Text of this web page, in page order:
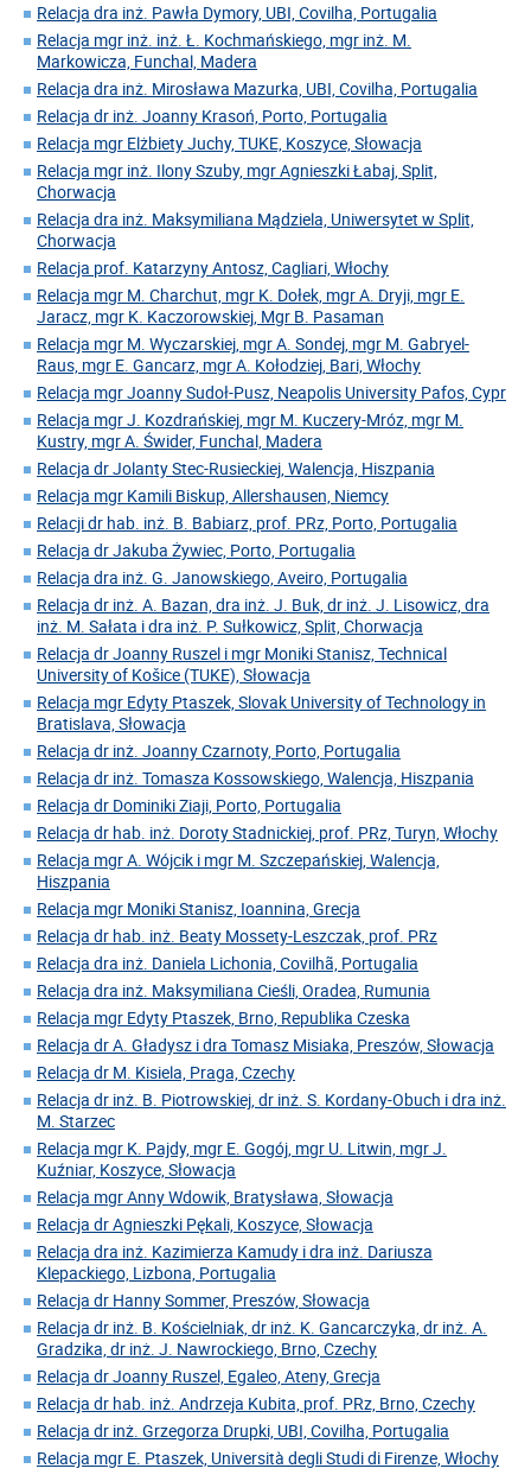
Relacja dra inż. Pawła Dymory, UBI, Covilha, Portugalia
Relacja mgr inż. inż. Ł. Kochmańskiego, mgr inż. M.
Markowicza, Funchal, Madera
Relacja dra inż. Mirosława Mazurka, UBI, Covilha, Portugalia
Relacja dr inż. Joanny Krasoń, Porto, Portugalia
Relacja mgr Elżbiety Juchy, TUKE, Koszyce, Słowacja
Relacja mgr inż. Ilony Szuby, mgr Agnieszki Łabaj, Split,
Chorwacja
Relacja dra inż. Maksymiliana Mądziela, Uniwersytet w Split,
Chorwacja
Relacja prof. Katarzyny Antosz, Cagliari, Włochy
Relacja mgr M. Charchut, mgr K. Dołek, mgr A. Dryji, mgr E.
Jaracz, mgr K. Kaczorowskiej, Mgr B. Pasaman
Relacja mgr M. Wyczarskiej, mgr A. Sondej, mgr M. Gabryel-
Raus, mgr E. Gancarz, mgr A. Kołodziej, Bari, Włochy
Relacja mgr Joanny Sudoł-Pusz, Neapolis University Pafos, Cypr
Relacja mgr J. Kozdrańskiej, mgr M. Kuczery-Mróz, mgr M.
Kustry, mgr A. Świder, Funchal, Madera
Relacja dr Jolanty Stec-Rusieckiej, Walencja, Hiszpania
Relacja mgr Kamili Biskup, Allershausen, Niemcy
Relacji dr hab. inż. B. Babiarz, prof. PRz, Porto, Portugalia
Relacja dr Jakuba Żywiec, Porto, Portugalia
Relacja dra inż. G. Janowskiego, Aveiro, Portugalia
Relacja dr inż. A. Bazan, dra inż. J. Buk, dr inż. J. Lisowicz, dra
inż. M. Sałata i dra inż. P. Sułkowicz, Split, Chorwacja
Relacja dr Joanny Ruszel i mgr Moniki Stanisz, Technical
University of Košice (TUKE), Słowacja
Relacja mgr Edyty Ptaszek, Slovak University of Technology in
Bratislava, Słowacja
Relacja dr inż. Joanny Czarnoty, Porto, Portugalia
Relacja dr inż. Tomasza Kossowskiego, Walencja, Hiszpania
Relacja dr Dominiki Ziaji, Porto, Portugalia
Relacja dr hab. inż. Doroty Stadnickiej, prof. PRz, Turyn, Włochy
Relacja mgr A. Wójcik i mgr M. Szczepańskiej, Walencja,
Hiszpania
Relacja mgr Moniki Stanisz, Ioannina, Grecja
Relacja dr hab. inż. Beaty Mossety-Leszczak, prof. PRz
Relacja dra inż. Daniela Lichonia, Covilhã, Portugalia
Relacja dra inż. Maksymiliana Cieśli, Oradea, Rumunia
Relacja mgr Edyty Ptaszek, Brno, Republika Czeska
Relacja dr A. Gładysz i dra Tomasz Misiaka, Preszów, Słowacja
Relacja dr M. Kisiela, Praga, Czechy
Relacja dr inż. B. Piotrowskiej, dr inż. S. Kordany-Obuch i dra inż.
M. Starzec
Relacja mgr K. Pajdy, mgr E. Gogój, mgr U. Litwin, mgr J.
Kuźniar, Koszyce, Słowacja
Relacja mgr Anny Wdowik, Bratysława, Słowacja
Relacja dr Agnieszki Pękali, Koszyce, Słowacja
Relacja dra inż. Kazimierza Kamudy i dra inż. Dariusza
Klepackiego, Lizbona, Portugalia
Relacja dr Hanny Sommer, Preszów, Słowacja
Relacja dr inż. B. Kościelniak, dr inż. K. Gancarczyka, dr inż. A.
Gradzika, dr inż. J. Nawrockiego, Brno, Czechy
Relacja dr Joanny Ruszel, Egaleo, Ateny, Grecja
Relacja dr hab. inż. Andrzeja Kubita, prof. PRz, Brno, Czechy
Relacja dr inż. Grzegorza Drupki, UBI, Covilha, Portugalia
Relacja mgr E. Ptaszek, Università degli Studi di Firenze, Włochy